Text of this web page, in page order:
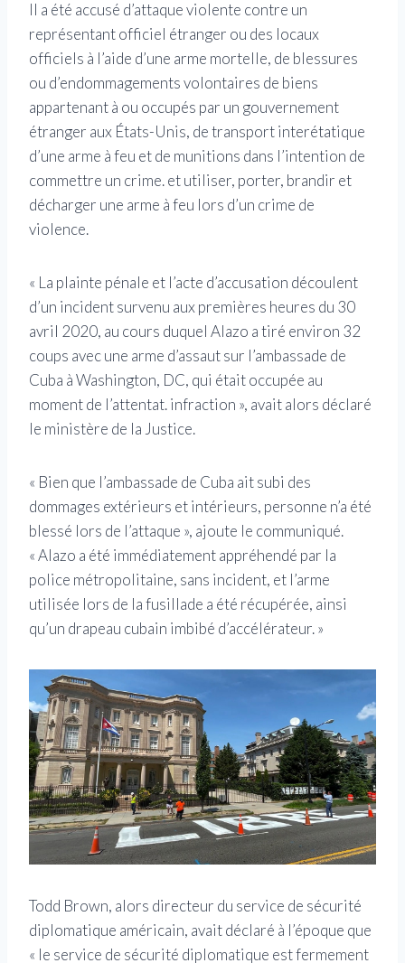
Il a été accusé d’attaque violente contre un
représentant officiel étranger ou des locaux
officiels à l’aide d’une arme mortelle, de blessures
ou d’endommagements volontaires de biens
appartenant à ou occupés par un gouvernement
étranger aux États-Unis, de transport interétatique
d’une arme à feu et de munitions dans l’intention de
commettre un crime. et utiliser, porter, brandir et
décharger une arme à feu lors d’un crime de
violence.
« La plainte pénale et l’acte d’accusation découlent
d’un incident survenu aux premières heures du 30
avril 2020, au cours duquel Alazo a tiré environ 32
coups avec une arme d’assaut sur l’ambassade de
Cuba à Washington, DC, qui était occupée au
moment de l’attentat. infraction », avait alors déclaré
le ministère de la Justice.
« Bien que l’ambassade de Cuba ait subi des
dommages extérieurs et intérieurs, personne n’a été
blessé lors de l’attaque », ajoute le communiqué.
« Alazo a été immédiatement appréhendé par la
police métropolitaine, sans incident, et l’arme
utilisée lors de la fusillade a été récupérée, ainsi
qu’un drapeau cubain imbibé d’accélérateur. »
Todd Brown, alors directeur du service de sécurité
diplomatique américain, avait déclaré à l’époque que
« le service de sécurité diplomatique est fermement